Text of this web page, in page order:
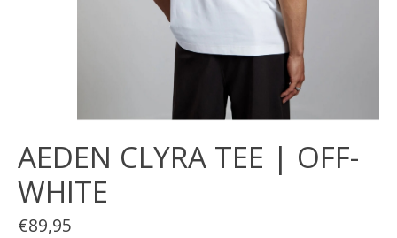
AEDEN CLYRA TEE | OFF-
WHITE
€89,95